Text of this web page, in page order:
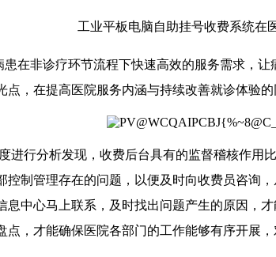
工业平板电脑自助挂号收费系统在
在非诊疗环节流程下快速高效的服务需求，
，在提高医院服务内涵与持续改善就诊体验
行分析发现，收费后台具有的监督稽核作
制管理存在的问题，以便及时向收费员咨询
中心马上联系，及时找出问题产生的原因，
，才能确保医院各部门的工作能够有序开展